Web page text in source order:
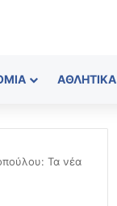
ΑΘΛΗΤΙΚΆ
Τα νέα